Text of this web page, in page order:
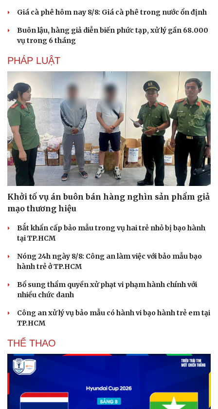
Giá cà phê hôm nay 8/8: Giá cà phê trong nước ổn định
Buôn lậu, hàng giả diễn biến phức tạp, xử lý gần 68.000
vụ trong 6 tháng
PHÁP LUẬT
Khởi tố vụ án buôn bán hàng nghìn sản phẩm giả
mạo thương hiệu
Bắt khẩn cấp bảo mẫu trong vụ hai trẻ nhỏ bị bạo hành
tại TP.HCM
Nóng 24h ngày 8/8: Công an làm việc với bảo mẫu bạo
hành trẻ ở TP.HCM
Bổ sung thẩm quyền xử phạt vi phạm hành chính với
nhiều chức danh
Công an xử lý vụ bảo mẫu có hành vi bạo hành trẻ em tại
TP.HCM
THỂ THAO